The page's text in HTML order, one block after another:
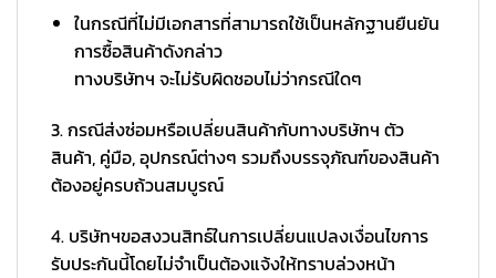
ในกรณีที่ไม่มีเอกสารที่สามารถใช้เป็นหลักฐานยืนยัน
การซื้อสินค้าดังกล่าว
ทางบริษัทฯ จะไม่รับผิดชอบไม่ว่ากรณีใดๆ
3. กรณีส่งซ่อมหรือเปลี่ยนสินค้ากับทางบริษัทฯ ตัว
สินค้า, คู่มือ, อุปกรณ์ต่างๆ รวมถึงบรรจุภัณฑ์ของสินค้า
ต้องอยู่ครบถ้วนสมบูรณ์
4. บริษัทฯขอสงวนสิทธ์ในการเปลี่ยนแปลงเงื่อนไขการ
รับประกันนี้โดยไม่จำเป็นต้องแจ้งให้ทราบล่วงหน้า